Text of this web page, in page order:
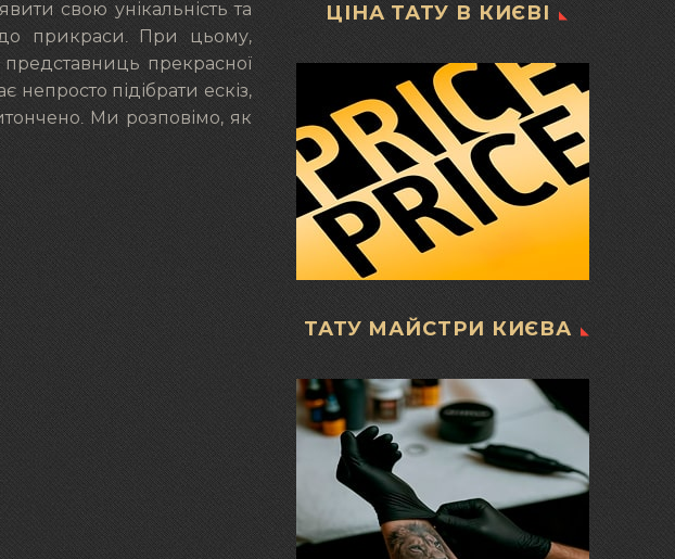
свою унікальність та
до прикраси. При цьому,
представниць прекрасної
непросто підібрати ескіз,
Ми розповімо, як
ЦІНА ТАТУ В КИЄВІ
ТАТУ МАЙСТРИ КИЄВА